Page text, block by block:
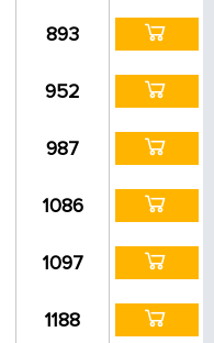
893
952
987
1086
1097
1188